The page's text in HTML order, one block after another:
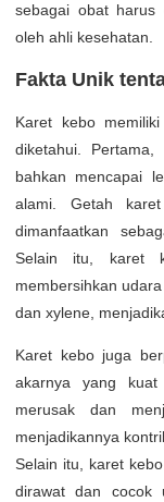
sebagai obat harus
oleh ahli kesehatan.
Fakta Unik
Karet kebo
diketahui.
bahkan mencapai
alami. Getah
dimanfaatkan
Selain itu, karet
membersihkan
dan xylene,
Karet kebo juga
akarnya yang
merusak dan
menjadikannya
Selain itu, karet
dirawat dan cocok